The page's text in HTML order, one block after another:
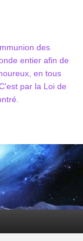
des
entier afin de
en tous
par la Loi de